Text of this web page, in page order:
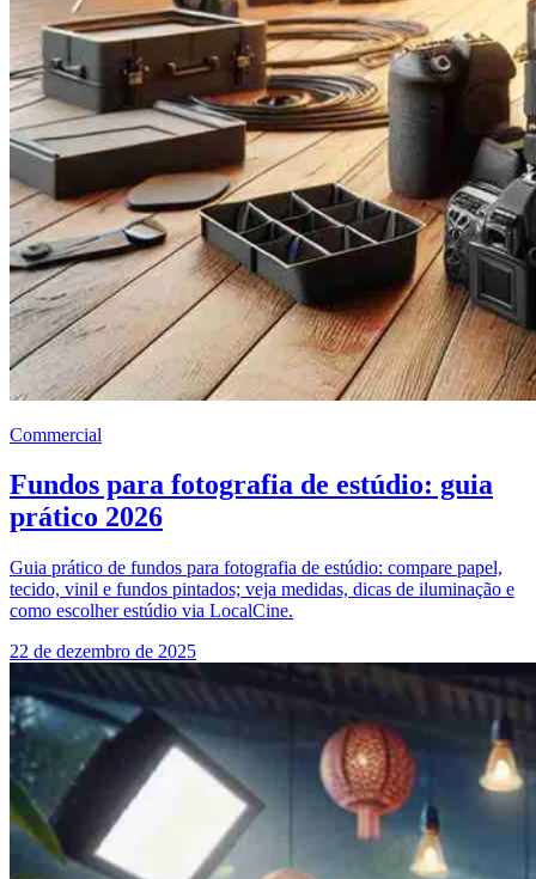
Commercial
Fundos para fotografia de estúdio: guia
prático 2026
Guia prático de fundos para fotografia de estúdio: compare papel,
tecido, vinil e fundos pintados; veja medidas, dicas de iluminação e
como escolher estúdio via LocalCine.
22 de dezembro de 2025